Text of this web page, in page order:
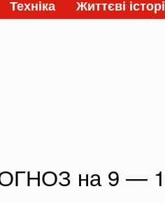
Техніка Життєві
на 9 —